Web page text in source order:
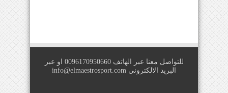
للتواصل معنا عبر الهاتف 0096170950660 او عبر
البريد الالكتروني info@elmaestrosport.com